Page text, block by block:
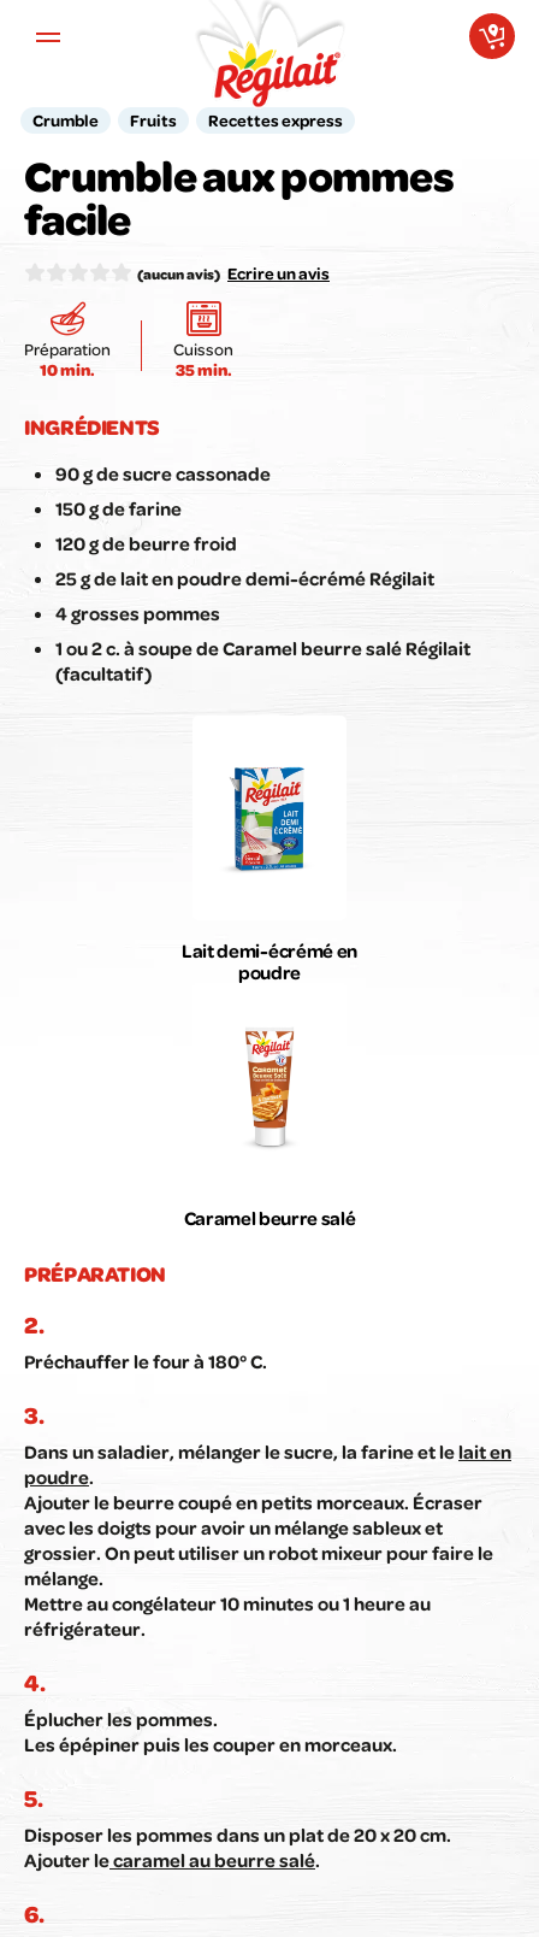
Crumble Fruits Recettes express
Crumble aux pommes
facile
(aucun avis) Ecrire un avis
Votre avis compte pour nous !
Envoyer mon avis
Préparation
10 min.
Cuisson
35 min.
INGRÉDIENTS
90 g de sucre cassonade
150 g de farine
120 g de beurre froid
25 g de lait en poudre demi-écrémé Régilait
4 grosses pommes
1 ou 2 c. à soupe de Caramel beurre salé Régilait
(facultatif)
Lait demi-écrémé en
poudre
Caramel beurre salé
PRÉPARATION
Préchauffer le four à 180° C.
Dans un saladier, mélanger le sucre, la farine et lelait en
poudre.
Ajouter le beurre coupé en petits morceaux. Écraser
avec les doigts pour avoir un mélange sableux et
grossier. On peut utiliser un robot mixeur pour faire le
mélange.
Mettre au congélateur 10 minutes ou 1 heure au
réfrigérateur.
Éplucher les pommes.
Les épépiner puis les couper en morceaux.
Disposer les pommes dans un plat de 20 x 20 cm.
Ajouter lecaramel au beurre salé.